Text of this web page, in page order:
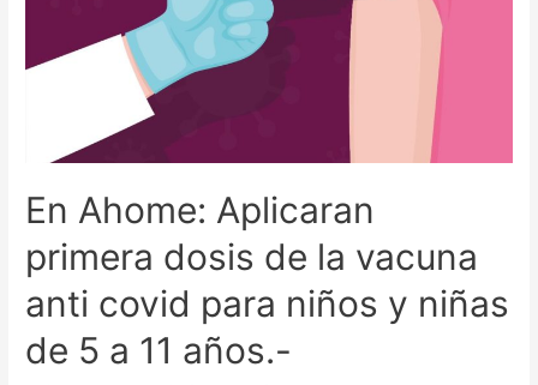
En Ahome: Aplicaran
primera dosis de la vacuna
anti covid para niños y niñas
de 5 a 11 años.-